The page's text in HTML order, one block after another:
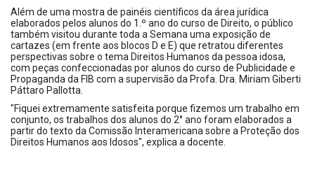
Além de uma mostra de painéis científicos da área jurídica
elaborados pelos alunos do 1.º ano do curso de Direito, o público
também visitou durante toda a Semana uma exposição de
cartazes (em frente aos blocos D e E) que retratou diferentes
perspectivas sobre o tema Direitos Humanos da pessoa idosa,
com peças confeccionadas por alunos do curso de Publicidade e
Propaganda da FIB com a supervisão da Profa. Dra. Miriam Giberti
Páttaro Pallotta.
"Fiquei extremamente satisfeita porque fizemos um trabalho em
conjunto, os trabalhos dos alunos do 2° ano foram elaborados a
partir do texto da Comissão Interamericana sobre a Proteção dos
Direitos Humanos aos Idosos", explica a docente.